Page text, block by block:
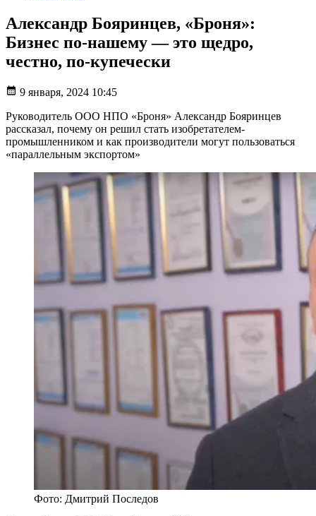
Александр Бояринцев, «Броня»:
Бизнес по-нашему — это щедро,
честно, по-купечески
9 января, 2024 10:45
Руководитель ООО НПО «Броня» Александр Бояринцев
рассказал, почему он решил стать изобретателем-
промышленником и как производители могут пользоваться
«параллельным экспортом»
Фото: Дмитрий Последов